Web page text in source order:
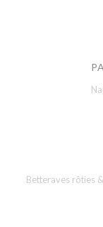
Betteraves rôties